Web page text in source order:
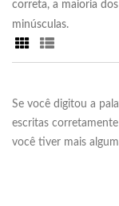
correta, a maioria
minúsculas.
Se você digitou a
escritas
você tiver mais